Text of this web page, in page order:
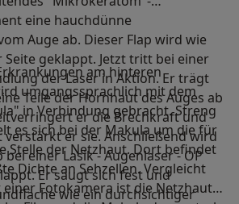
eine hauchdünne
Auge ab. Dieser Flap wird wie
Seite geklappt. Jetzt tritt bei einer
der Laser in Aktion. Er trägt
Teile der Hornhaut des Auges ab
er die Brechkraft und
verstärkt er sie. Anschließend wird
einer Lasik - Augenlaser - OP
Er saugt sich fest und
wie ein durchsichtiger
am hinteren
umgangssprachlich mit dem
in Verbindung gebracht. Streng
es sich bei der Makula um die für
Stelle der Netzhaut. Dort befindet
Dichte an Sehzellen. Vergleicht
Fotokamera ist die Netzhaut